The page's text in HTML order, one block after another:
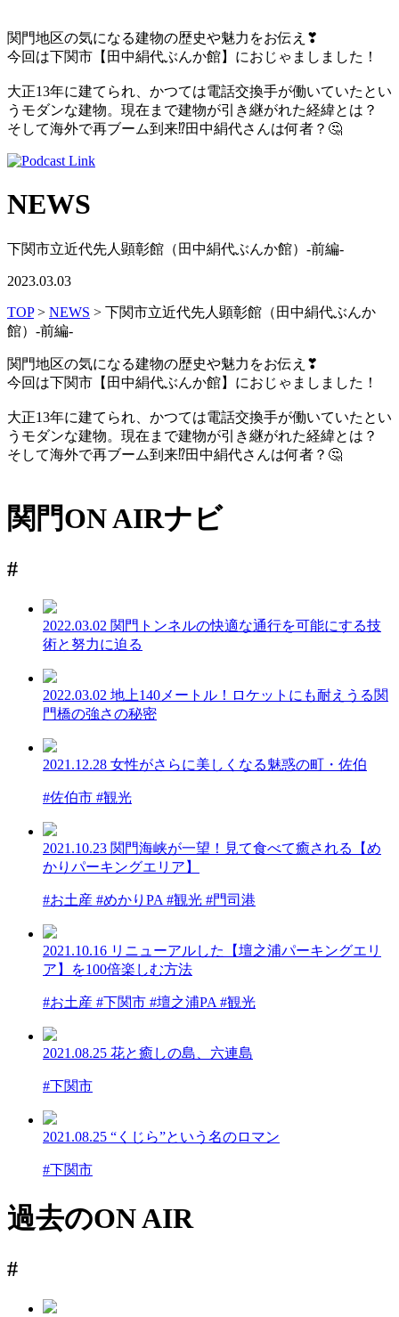
関門地区の気になる建物の歴史や魅力をお伝え ❣
今回は下関市【田中絹代ぶんか館】におじゃましました！
大正13年に建てられ、かつては電話交換手が働いていたとい
うモダンな建物。現在まで建物が引き継がれた経緯とは？
そして海外で再ブーム到来⁉田中絹代さんは何者？ 🤔
NEWS
下関市立近代先人顕彰館（田中絹代ぶんか館）-前編-
2023.03.03
TOP> NEWS > 下関市立近代先人顕彰館（田中絹代ぶんか
館）-前編-
関門地区の気になる建物の歴史や魅力をお伝え ❣
今回は下関市【田中絹代ぶんか館】におじゃましました！
大正13年に建てられ、かつては電話交換手が働いていたとい
うモダンな建物。現在まで建物が引き継がれた経緯とは？
そして海外で再ブーム到来⁉田中絹代さんは何者？ 🤔
関門ON AIRナビ
#
2022.03.02 関門トンネルの快適な通行を可能にする技
術と努力に迫る
2022.03.02 地上140メートル！ロケットにも耐えうる関
門橋の強さの秘密
2021.12.28 女性がさらに美しくなる魅惑の町・佐伯
#佐伯市 #観光
2021.10.23 関門海峡が一望！見て食べて癒される【め
かりパーキングエリア】
#お土産 #めかりPA #観光 #門司港
2021.10.16 リニューアルした【壇之浦パーキングエリ
ア】を100倍楽しむ方法
#お土産 #下関市 #壇之浦PA #観光
2021.08.25 花と癒しの島、六連島
#下関市
2021.08.25 “くじら”という名のロマン
#下関市
過去のON AIR
#